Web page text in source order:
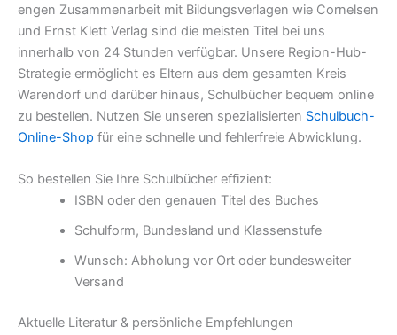
engen Zusammenarbeit mit Bildungsverlagen wie Cornelsen
und Ernst Klett Verlag sind die meisten Titel bei uns
innerhalb von 24 Stunden verfügbar. Unsere Region-Hub-
Strategie ermöglicht es Eltern aus dem gesamten Kreis
Warendorf und darüber hinaus, Schulbücher bequem online
zu bestellen. Nutzen Sie unseren spezialisierten Schulbuch-
Online-Shop für eine schnelle und fehlerfreie Abwicklung.
So bestellen Sie Ihre Schulbücher effizient:
ISBN oder den genauen Titel des Buches
Schulform, Bundesland und Klassenstufe
Wunsch: Abholung vor Ort oder bundesweiter
Versand
Aktuelle Literatur & persönliche Empfehlungen